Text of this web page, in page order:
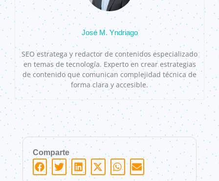
José M. Yndriago
SEO estratega y redactor de contenidos especializado
en temas de tecnología. Experto en crear estrategias
de contenido que comunican complejidad técnica de
forma clara y accesible.
Comparte